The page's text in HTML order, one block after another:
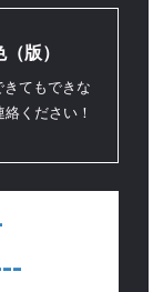
（版）
てもできな
ください！